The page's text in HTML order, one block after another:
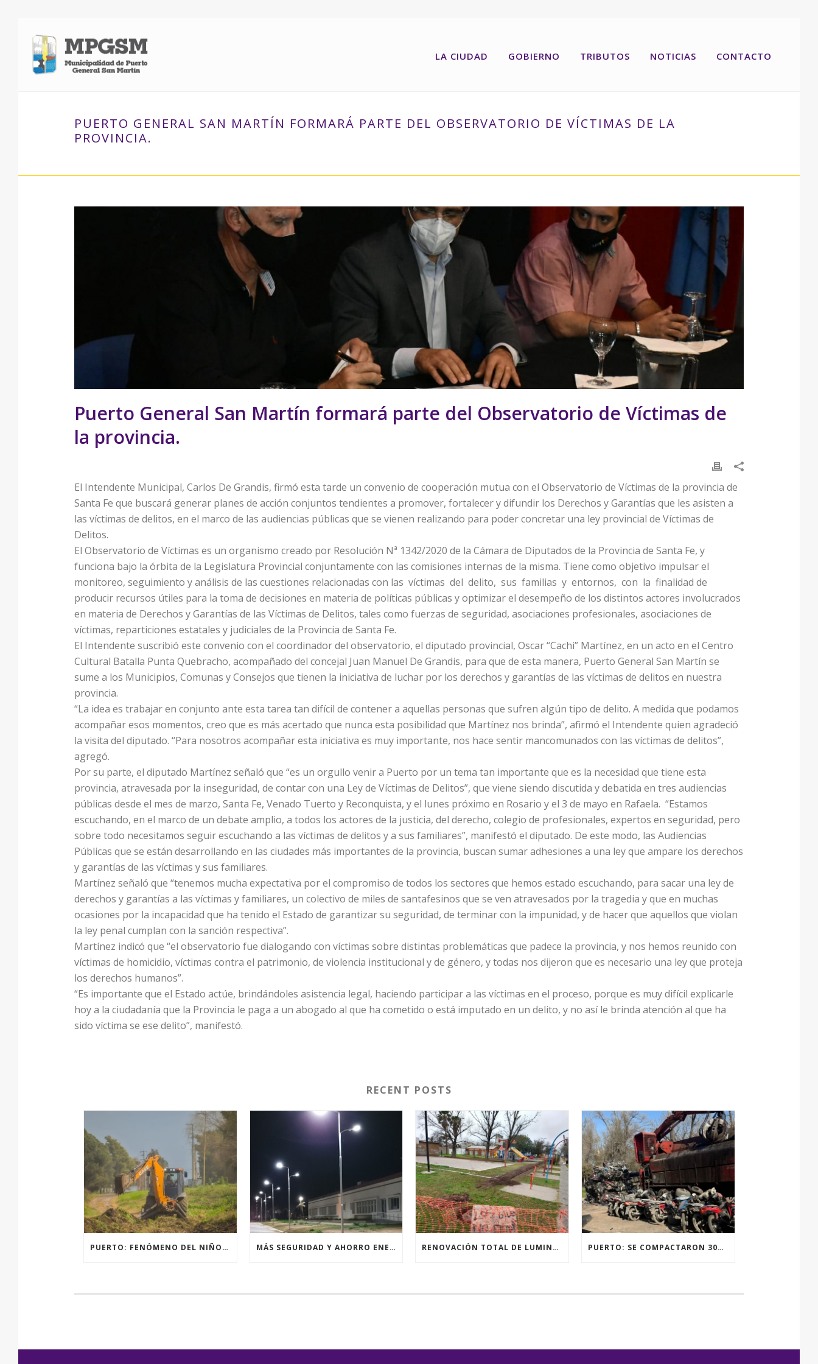
LA CIUDAD GOBIERNO TRIBUTOS NOTICIAS CONTACTO
PUERTO GENERAL SAN MARTÍN FORMARÁ PARTE DEL OBSERVATORIO DE VÍCTIMAS DE LA
PROVINCIA.
Puerto General San Martín formará parte del Observatorio de Víctimas de
la provincia.
El Intendente Municipal, Carlos De Grandis, firmó esta tarde un convenio de cooperación mutua con el Observatorio de Víctimas de la provincia de
Santa Fe que buscará generar planes de acción conjuntos tendientes a promover, fortalecer y difundir los Derechos y Garantías que les asisten a
las víctimas de delitos, en el marco de las audiencias públicas que se vienen realizando para poder concretar una ley provincial de Víctimas de
Delitos.
El Observatorio de Víctimas es un organismo creado por Resolución Nª 1342/2020 de la Cámara de Diputados de la Provincia de Santa Fe, y
funciona bajo la órbita de la Legislatura Provincial conjuntamente con las comisiones internas de la misma. Tiene como objetivo impulsar el
monitoreo, seguimiento y análisis de las cuestiones relacionadas con las víctimas del delito, sus familias y entornos, con la finalidad de
producir recursos útiles para la toma de decisiones en materia de políticas públicas y optimizar el desempeño de los distintos actores involucrados
en materia de Derechos y Garantías de las Víctimas de Delitos, tales como fuerzas de seguridad, asociaciones profesionales, asociaciones de
víctimas, reparticiones estatales y judiciales de la Provincia de Santa Fe.
El Intendente suscribió este convenio con el coordinador del observatorio, el diputado provincial, Oscar “Cachi” Martínez, en un acto en el Centro
Cultural Batalla Punta Quebracho, acompañado del concejal Juan Manuel De Grandis, para que de esta manera, Puerto General San Martín se
sume a los Municipios, Comunas y Consejos que tienen la iniciativa de luchar por los derechos y garantías de las víctimas de delitos en nuestra
provincia.
“La idea es trabajar en conjunto ante esta tarea tan difícil de contener a aquellas personas que sufren algún tipo de delito. A medida que podamos
acompañar esos momentos, creo que es más acertado que nunca esta posibilidad que Martínez nos brinda”, afirmó el Intendente quien agradeció
la visita del diputado. “Para nosotros acompañar esta iniciativa es muy importante, nos hace sentir mancomunados con las víctimas de delitos”,
agregó.
Por su parte, el diputado Martínez señaló que “es un orgullo venir a Puerto por un tema tan importante que es la necesidad que tiene esta
provincia, atravesada por la inseguridad, de contar con una Ley de Víctimas de Delitos”, que viene siendo discutida y debatida en tres audiencias
públicas desde el mes de marzo, Santa Fe, Venado Tuerto y Reconquista, y el lunes próximo en Rosario y el 3 de mayo en Rafaela. “Estamos
escuchando, en el marco de un debate amplio, a todos los actores de la justicia, del derecho, colegio de profesionales, expertos en seguridad, pero
sobre todo necesitamos seguir escuchando a las víctimas de delitos y a sus familiares”, manifestó el diputado. De este modo, las Audiencias
Públicas que se están desarrollando en las ciudades más importantes de la provincia, buscan sumar adhesiones a una ley que ampare los derechos
y garantías de las víctimas y sus familiares.
Martínez señaló que “tenemos mucha expectativa por el compromiso de todos los sectores que hemos estado escuchando, para sacar una ley de
derechos y garantías a las víctimas y familiares, un colectivo de miles de santafesinos que se ven atravesados por la tragedia y que en muchas
ocasiones por la incapacidad que ha tenido el Estado de garantizar su seguridad, de terminar con la impunidad, y de hacer que aquellos que violan
la ley penal cumplan con la sanción respectiva”.
Martínez indicó que “el observatorio fue dialogando con víctimas sobre distintas problemáticas que padece la provincia, y nos hemos reunido con
víctimas de homicidio, víctimas contra el patrimonio, de violencia institucional y de género, y todas nos dijeron que es necesario una ley que proteja
los derechos humanos”.
“Es importante que el Estado actúe, brindándoles asistencia legal, haciendo participar a las víctimas en el proceso, porque es muy difícil explicarle
hoy a la ciudadanía que la Provincia le paga a un abogado al que ha cometido o está imputado en un delito, y no así le brinda atención al que ha
sido víctima se ese delito”, manifestó.
RECENT POSTS
PUERTO: FENÓMENO DEL NIÑO, ACCIONES PREVENTIVAS Y OBRAS. MÁS SEGURIDAD Y AHORRO ENERGÉTICO RENOVACIÓN TOTAL DE LUMINARIAS EN LA PLAZA JOSÉ PEDRONI DE SAN SEBASTIÁN. PUERTO: SE COMPACTARON 300 MOTOVEHÍCULOS